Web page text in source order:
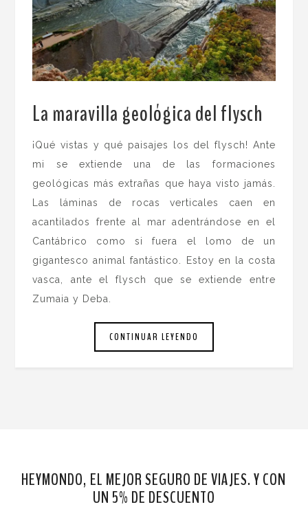
La maravilla geológica del flysch
¡Qué vistas y qué paisajes los del flysch! Ante
mi se extiende una de las formaciones
geológicas más extrañas que haya visto jamás.
Las láminas de rocas verticales caen en
acantilados frente al mar adentrándose en el
Cantábrico como si fuera el lomo de un
gigantesco animal fantástico. Estoy en la costa
vasca, ante el flysch que se extiende entre
Zumaia y Deba.
CONTINUAR LEYENDO
HEYMONDO, EL MEJOR SEGURO DE VIAJES. Y CON
UN 5% DE DESCUENTO